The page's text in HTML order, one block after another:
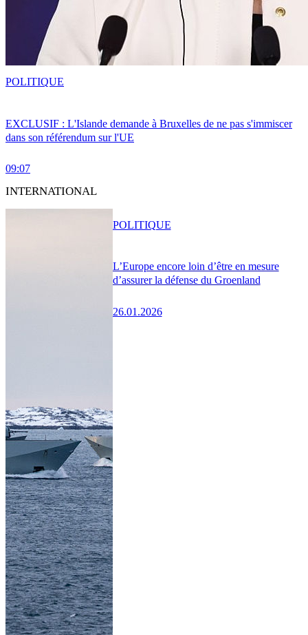
EXCLUSIF : L'Islande demande à Bruxelles de ne pas s'immiscer
dans son référendum sur l'UE
09:07
POLITIQUE
INTERNATIONAL
L’Europe encore loin d’être en mesure
d’assurer la défense du Groenland
26.01.2026
POLITIQUE